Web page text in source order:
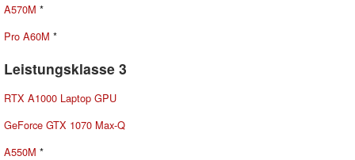
A570M *
Pro A60M *
Leistungsklasse 3
RTX A1000 Laptop GPU
GeForce GTX 1070 Max-Q
A550M *